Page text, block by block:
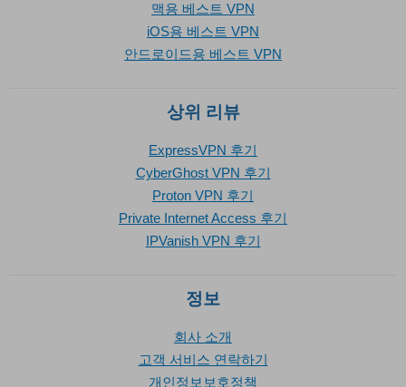
맥용 베스트 VPN
iOS용 베스트 VPN
안드로이드용 베스트 VPN
상위 리뷰
ExpressVPN 후기
CyberGhost VPN 후기
Proton VPN 후기
Private Internet Access 후기
IPVanish VPN 후기
정보
회사 소개
고객 서비스 연락하기
개인정보보호정책